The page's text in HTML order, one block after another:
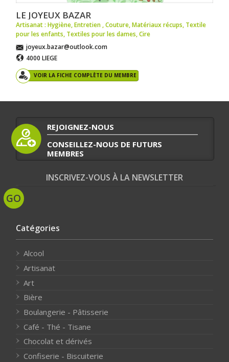
LE JOYEUX BAZAR
Artisanat : Hygiène,Entretien ,Couture,Matériaux récups, Textile
pour les enfants, Textiles pour les dames,Cire
joyeux.bazar@outlook.com
4000 LIEGE
VOIR LA FICHE COMPLÈTE DU MEMBRE
REJOIGNEZ-NOUS
CONSEILLEZ-NOUS DE FUTURS
MEMBRES
INSCRIVEZ-VOUS À LA NEWSLETTER
Catégories
Alcool
Artisanat
Art
Bière
Boulangerie - Pâtisserie
Café - Thé - Tisane
Chocolat et dérivés
Confiserie - Biscuiterie